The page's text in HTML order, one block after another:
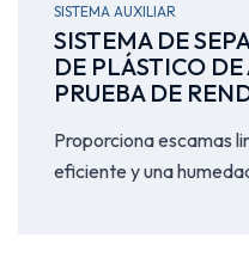
SISTEMA AUXILIAR
SISTEMA DE
DE PLÁSTICO
PRUEBA DE
Proporciona escamas
eficiente y una